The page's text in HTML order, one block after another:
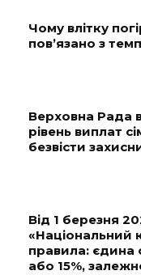
Чому влітку
пов’язано з
Верховна Рада
рівень виплат
безвісти
Від 1 березня
«Національний
правила: єдина
або 15%,